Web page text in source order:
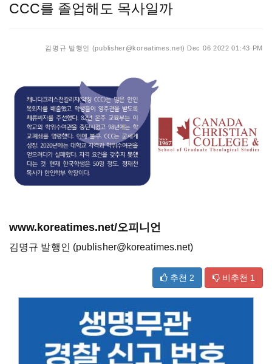
CCC를 졸업해도 목사일까
김명규 발행인 (publisher@koreatimes.net) Dec 06 2022 01:43 PM
www.koreatimes.net/오피니언
김명규 발행인 (publisher@koreatimes.net)
추천 2 비추천 1